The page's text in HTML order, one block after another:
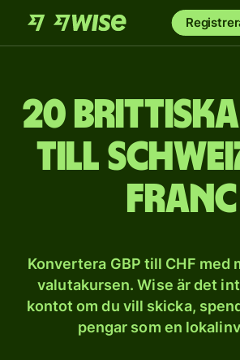
20
till
franc
Konvertera GBP till CHF med
valutakursen. Wise är det
kontot om du vill skicka,
pengar som en